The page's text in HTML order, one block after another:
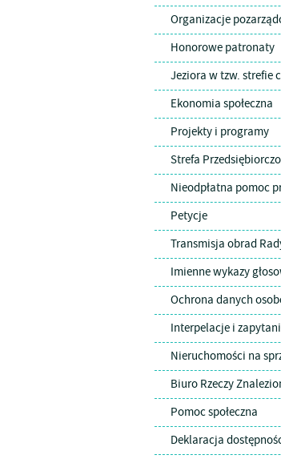
Organizacje
Honorowe patronaty
Jeziora w tzw. strefie
Ekonomia społeczna
Projekty i programy
Strefa
Nieodpłatna pomoc
Petycje
Transmisja obrad
Imienne wykazy
Ochrona danych
Interpelacje i
Nieruchomości na
Biuro Rzeczy
Pomoc społeczna
Deklaracja